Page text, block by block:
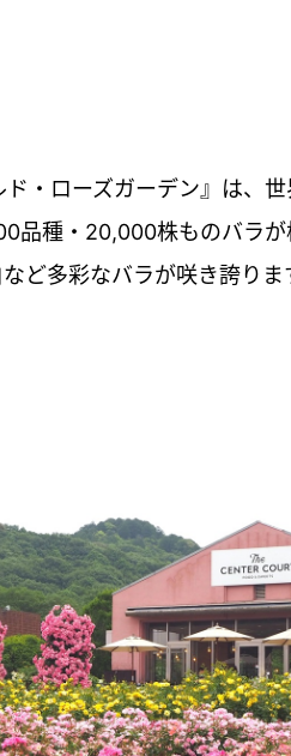
・ローズガーデン』は、
品種・20,000株ものバラが
ど多彩なバラが咲き誇りま